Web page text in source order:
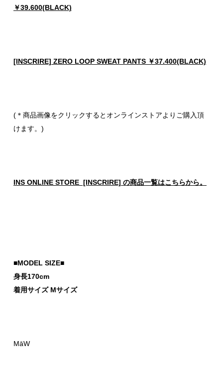
￥39.600(BLACK)
[INSCRIRE] ZERO LOOP SWEAT PANTS ￥37.400(BLACK)
(＊商品画像をクリックするとオンラインストアよりご購入頂
けます。)
INS ONLINE STORE [INSCRIRE] の商品一覧はこちらから。
■MODEL SIZE■
身長170cm
着用サイズ Mサイズ
MāW